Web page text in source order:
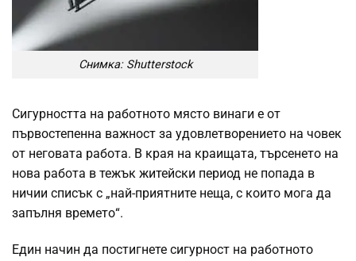
Снимка: Shutterstock
Сигурността на работното място винаги е от
първостепенна важност за удовлетворението на човек
от неговата работа. В края на краищата, търсенето на
нова работа в тежък житейски период не попада в
ничии списък с „най-приятните неща, с които мога да
запълня времето“.
Един начин да постигнете сигурност на работното